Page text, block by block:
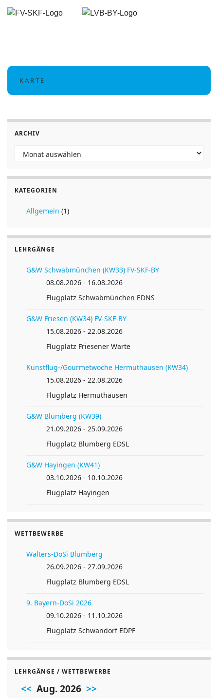
K A R T E
Anreise planen von
ARCHIV
Archiv
KATEGORIEN
Allgemein (1)
LEHRGÄNGE
G&W Schwabmünchen (KW33) FV-SKF-BY
08.08.2026 - 16.08.2026
Flugplatz Schwabmünchen EDNS
G&W Friesen (KW34) FV-SKF-BY
15.08.2026 - 22.08.2026
Flugplatz Friesener Warte
Kunstflug-/Gourmetwoche Hermuthausen (KW34)
15.08.2026 - 22.08.2026
Flugplatz Hermuthausen
G&W Blumberg (KW39)
21.09.2026 - 25.09.2026
Flugplatz Blumberg EDSL
G&W Hayingen (KW41)
03.10.2026 - 10.10.2026
Flugplatz Hayingen
WETTBEWERBE
Walters-DoSi Blumberg
26.09.2026 - 27.09.2026
Flugplatz Blumberg EDSL
9. Bayern-DoSi 2026
09.10.2026 - 11.10.2026
Flugplatz Schwandorf EDPF
LEHRGÄNGE / WETTBEWERBE
<< Aug. 2026 >>